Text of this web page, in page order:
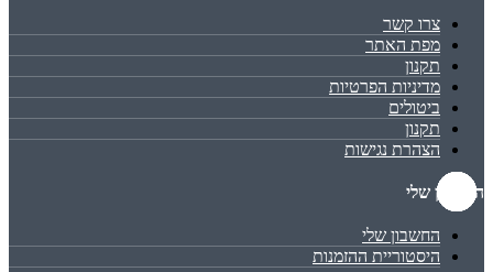
צרו קשר
מפת האתר
תקנון
מדיניות הפרטיות
ביטולים
תקנון
הצהרת נגישות
החשבון שלי
החשבון שלי
היסטוריית ההזמנות